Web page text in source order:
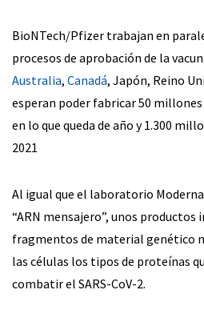
BioNTech/Pfizer trabajan en
procesos de aprobación de la
Australia, Canadá, Japón, Reino
esperan poder fabricar 50
en lo que queda de año y 1.300
2021
Al igual que el laboratorio
“ARN mensajero”, unos
fragmentos de material genético
las células los tipos de proteínas
combatir el SARS-CoV-2.